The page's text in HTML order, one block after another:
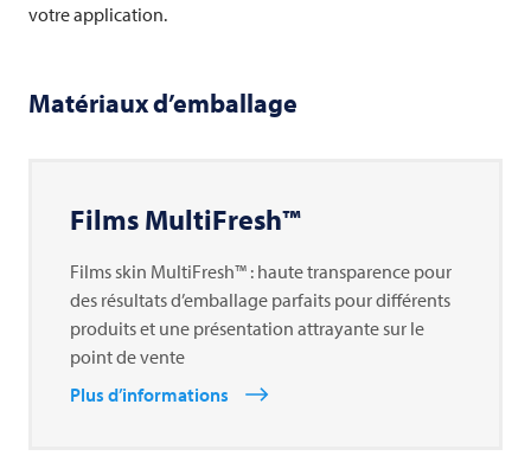
votre application.
Matériaux d’emballage
Films MultiFresh™
Films skin MultiFresh™ : haute transparence pour
des résultats d’emballage parfaits pour différents
produits et une présentation attrayante sur le
point de vente
Plus d’informations